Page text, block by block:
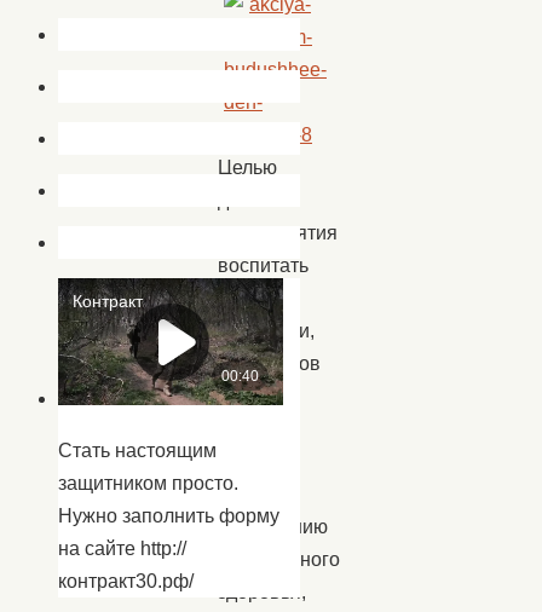
Целью
мероприятия
воспитать
у
молодежи,
подростков
и
к
сохранению
собственного
здоровья,
Стать настоящим
защитником просто.
Нужно заполнить форму
на сайте http://
контракт30.рф/